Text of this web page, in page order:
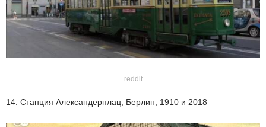
reddit
14. Станция Александерплац, Берлин, 1910 и 2018